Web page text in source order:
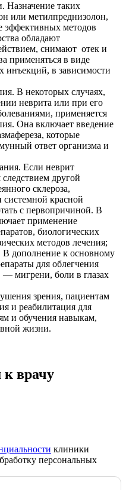
Назначение таких
или метилпреднизолон,
эффективных методов
обладают
снимают отек и
применяться в виде
инъекций, в зависимости
В некоторых случаях,
неврита или при его
применяется
Она включает введение
которые
ответ организма и
Если неврит
следствием другой
склероза,
системной красной
с первопричиной. В
применение
биологических
методов лечения;
В дополнение к основному
для облегчения
мигрени, боли в глазах
зрения, пациентам
и реабилитация для
и обучения навыкам,
жизни.
к врачу
клиники
персональных